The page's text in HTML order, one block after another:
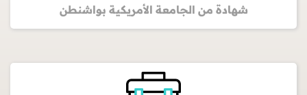
شهادة من الجامعة الأمريكية بواشنطن